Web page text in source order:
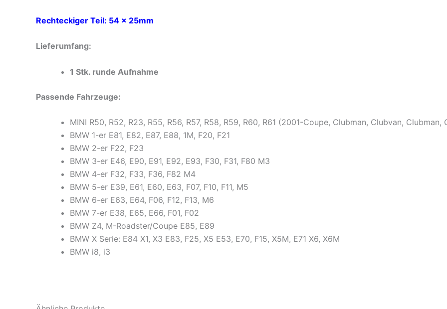
Rechteckiger Teil: 54 x 25mm
Lieferumfang:
1 Stk. runde Aufnahme
Passende Fahrzeuge:
MINI R50, R52, R23, R55, R56, R57, R58, R59, R60, R61 (2001-Coupe, Clubman, Clubvan, Clubman,
BMW 1-er E81, E82, E87, E88, 1M, F20, F21
BMW 2-er F22, F23
BMW 3-er E46, E90, E91, E92, E93, F30, F31, F80 M3
BMW 4-er F32, F33, F36, F82 M4
BMW 5-er E39, E61, E60, E63, F07, F10, F11, M5
BMW 6-er E63, E64, F06, F12, F13, M6
BMW 7-er E38, E65, E66, F01, F02
BMW Z4, M-Roadster/Coupe E85, E89
BMW X Serie: E84 X1, X3 E83, F25, X5 E53, E70, F15, X5M, E71 X6, X6M
BMW i8, i3